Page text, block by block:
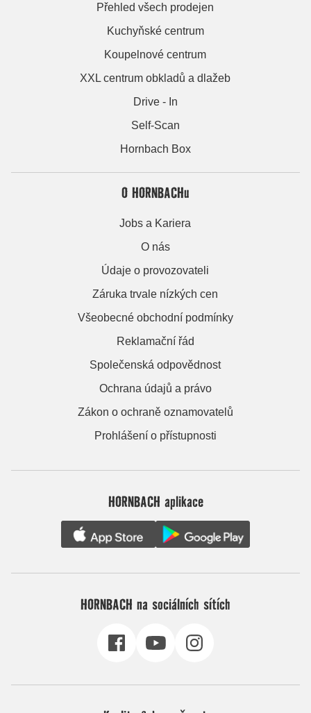
Přehled všech prodejen
Kuchyňské centrum
Koupelnové centrum
XXL centrum obkladů a dlažeb
Drive - In
Self-Scan
Hornbach Box
O HORNBACHu
Jobs a Kariera
O nás
Údaje o provozovateli
Záruka trvale nízkých cen
Všeobecné obchodní podmínky
Reklamační řád
Společenská odpovědnost
Ochrana údajů a právo
Zákon o ochraně oznamovatelů
Prohlášení o přístupnosti
HORNBACH aplikace
HORNBACH na sociálních sítích